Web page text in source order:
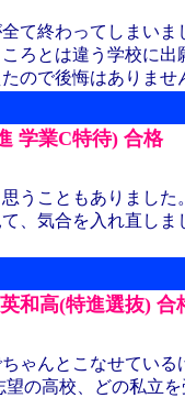
て終わってしまいま
ろとは違う学校に出
ので後悔はありませ
学業C特待) 合格
うこともありました
、気合を入れ直しま
和高(特進選抜) 合
ゃんとこなせている
の高校、どの私立